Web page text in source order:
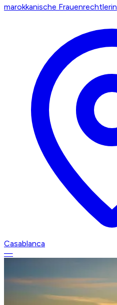
marokkanische Frauenrechtlerin
Casablanca
—